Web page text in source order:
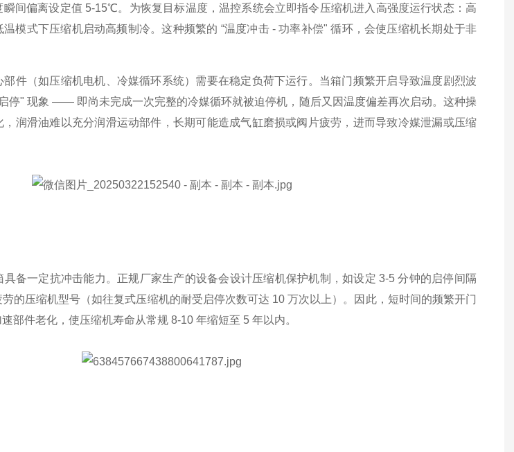
瞬间偏离设定值 5-15℃。为恢复目标温度，温控系统会立即指令压缩机进入高强度运行状态：高
模式下压缩机启动高频制冷。这种频繁的 “温度冲击 - 功率补偿" 循环，会使压缩机长期处于非
件（如压缩机电机、冷媒循环系统）需要在稳定负荷下运行。当箱门频繁开启导致温度剧烈波
停" 现象 —— 即尚未完成一次完整的冷媒循环就被迫停机，随后又因温度偏差再次启动。这种操
润滑油难以充分润滑运动部件，长期可能造成气缸磨损或阀片疲劳，进而导致冷媒泄漏或压缩
备一定抗冲击能力。正规厂家生产的设备会设计压缩机保护机制，如设定 3-5 分钟的启停间隔
劳的压缩机型号（如往复式压缩机的耐受启停次数可达 10 万次以上）。因此，短时间的频繁开门
部件老化，使压缩机寿命从常规 8-10 年缩短至 5 年以内。